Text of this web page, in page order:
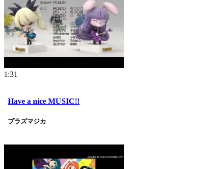
1:31
Have a nice MUSIC!!
プラズマジカ